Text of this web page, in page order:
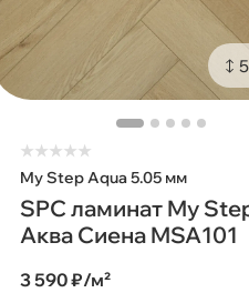
★★★★★
My Step Aqua 5.05 мм
SPC ламинат My
Аква Сиена MSA101
3 590 ₽/м²